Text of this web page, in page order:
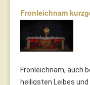
Fronleichnam
Fronleichnam, auch
heiligsten Leibes